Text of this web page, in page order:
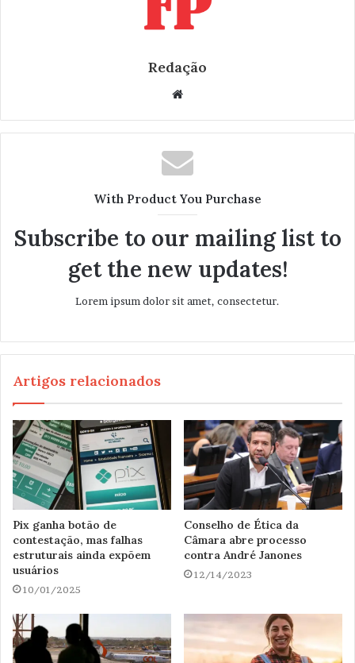
Redação
b
s
i
e
With Product You Purchase
Subscribe to our mailing list to
get the new updates!
Lorem ipsum dolor sit amet, consectetur.
Artigos relacionados
Pix ganha botão de
contestação, mas falhas
estruturais ainda expõem
usuários
10/01/2025
Conselho de Ética da
Câmara abre processo
contra André Janones
12/14/2023